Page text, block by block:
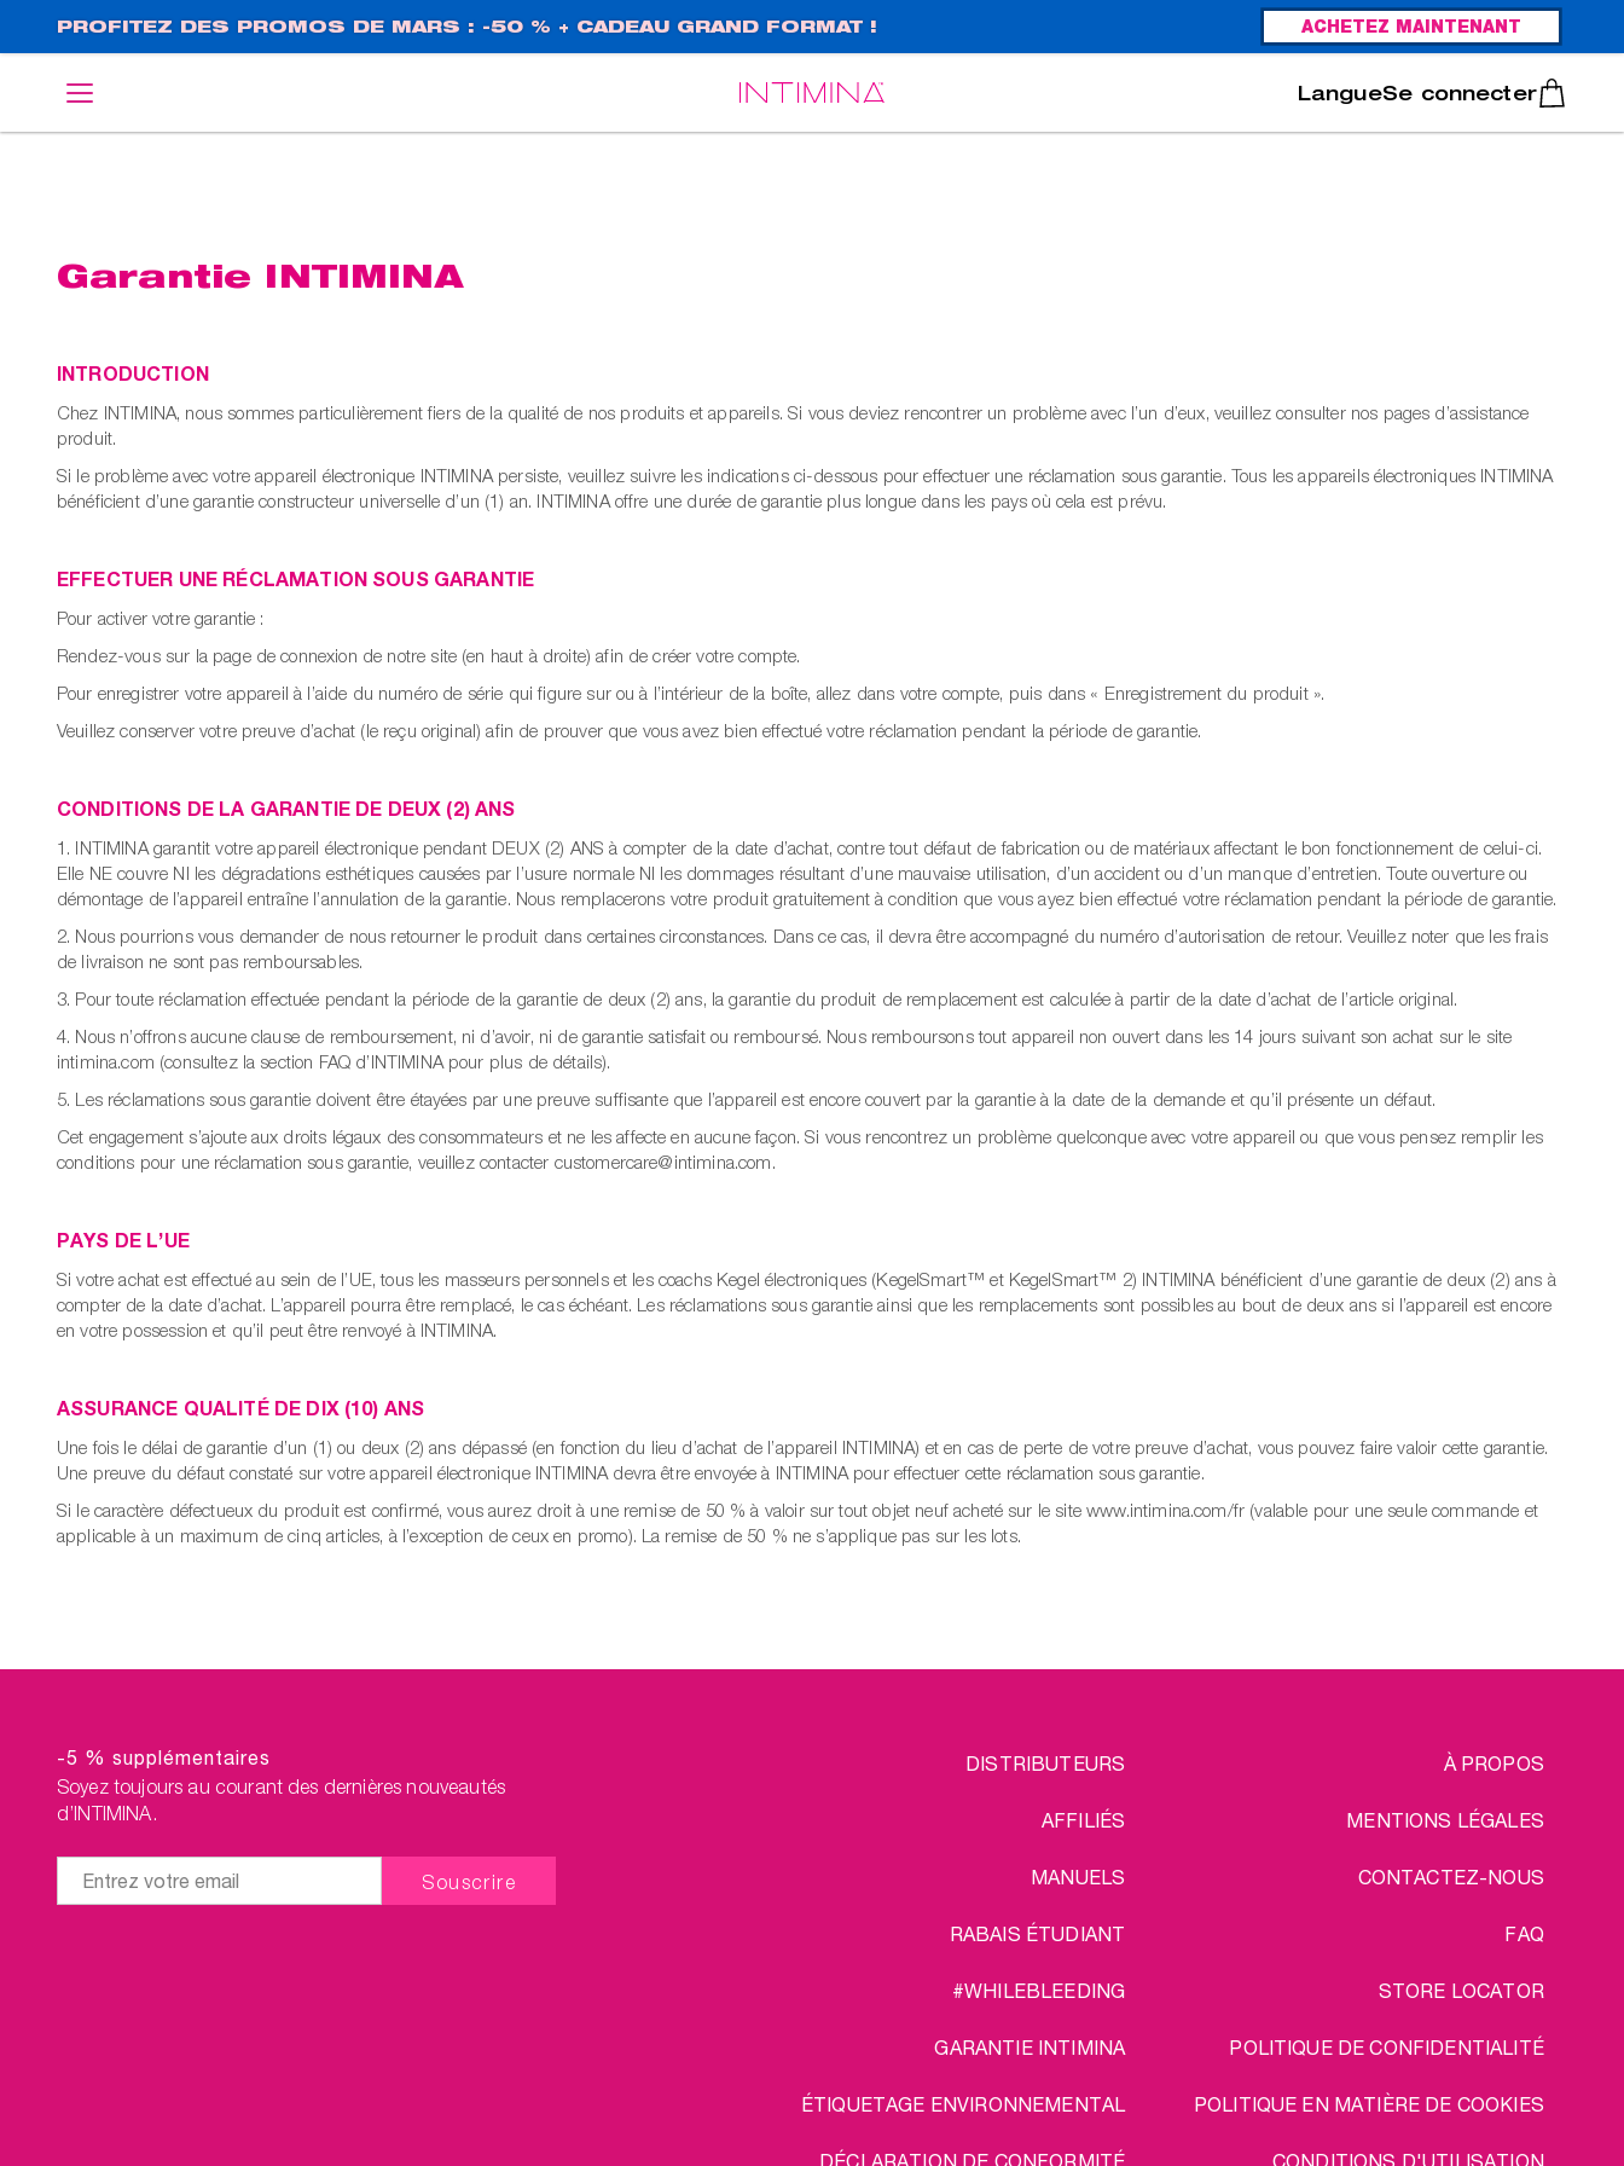
principal
PROFITEZ DES PROMOS DE MARS : -50 % + CADEAU GRAND FORMAT ! ACHETEZ MAINTENANT
English Português
Se connecter
Garantie INTIMINA
INTRODUCTION
Chez INTIMINA, nous sommes particulièrement fiers de la qualité de nos produits et appareils. Si vous deviez rencontrer un problème avec l’un d’eux, veuillez consulter nos pages d’assistance
produit.
Si le problème avec votre appareil électronique INTIMINA persiste, veuillez suivre les indications ci-dessous pour effectuer une réclamation sous garantie. Tous les appareils électroniques INTIMINA
bénéficient d’une garantie constructeur universelle d’un (1) an. INTIMINA offre une durée de garantie plus longue dans les pays où cela est prévu.
EFFECTUER UNE RÉCLAMATION SOUS GARANTIE
Pour activer votre garantie :
Rendez-vous sur la page de connexion de notre site (en haut à droite) afin de créer votre compte.
Pour enregistrer votre appareil à l’aide du numéro de série qui figure sur ou à l’intérieur de la boîte, allez dans votre compte, puis dans « Enregistrement du produit ».
Veuillez conserver votre preuve d’achat (le reçu original) afin de prouver que vous avez bien effectué votre réclamation pendant la période de garantie.
CONDITIONS DE LA GARANTIE DE DEUX (2) ANS
1. INTIMINA garantit votre appareil électronique pendant DEUX (2) ANS à compter de la date d’achat, contre tout défaut de fabrication ou de matériaux affectant le bon fonctionnement de celui-ci.
Elle NE couvre NI les dégradations esthétiques causées par l’usure normale NI les dommages résultant d’une mauvaise utilisation, d’un accident ou d’un manque d’entretien. Toute ouverture ou
démontage de l’appareil entraîne l’annulation de la garantie. Nous remplacerons votre produit gratuitement à condition que vous ayez bien effectué votre réclamation pendant la période de garantie.
2. Nous pourrions vous demander de nous retourner le produit dans certaines circonstances. Dans ce cas, il devra être accompagné du numéro d’autorisation de retour. Veuillez noter que les frais
de livraison ne sont pas remboursables.
3. Pour toute réclamation effectuée pendant la période de la garantie de deux (2) ans, la garantie du produit de remplacement est calculée à partir de la date d’achat de l’article original.
4. Nous n’offrons aucune clause de remboursement, ni d’avoir, ni de garantie satisfait ou remboursé. Nous remboursons tout appareil non ouvert dans les 14 jours suivant son achat sur le site
intimina.com (consultez la section FAQ d’INTIMINA pour plus de détails).
5. Les réclamations sous garantie doivent être étayées par une preuve suffisante que l’appareil est encore couvert par la garantie à la date de la demande et qu’il présente un défaut.
Cet engagement s’ajoute aux droits légaux des consommateurs et ne les affecte en aucune façon. Si vous rencontrez un problème quelconque avec votre appareil ou que vous pensez remplir les
conditions pour une réclamation sous garantie, veuillez contacter customercare@intimina.com.
PAYS DE L’UE
Si votre achat est effectué au sein de l’UE, tous les masseurs personnels et les coachs Kegel électroniques (KegelSmart™ et KegelSmart™ 2) INTIMINA bénéficient d’une garantie de deux (2) ans à
compter de la date d’achat. L’appareil pourra être remplacé, le cas échéant. Les réclamations sous garantie ainsi que les remplacements sont possibles au bout de deux ans si l’appareil est encore
en votre possession et qu’il peut être renvoyé à INTIMINA.
ASSURANCE QUALITÉ DE DIX (10) ANS
Une fois le délai de garantie d’un (1) ou deux (2) ans dépassé (en fonction du lieu d’achat de l’appareil INTIMINA) et en cas de perte de votre preuve d’achat, vous pouvez faire valoir cette garantie.
Une preuve du défaut constaté sur votre appareil électronique INTIMINA devra être envoyée à INTIMINA pour effectuer cette réclamation sous garantie.
Si le caractère défectueux du produit est confirmé, vous aurez droit à une remise de 50 % à valoir sur tout objet neuf acheté sur le site www.intimina.com/fr (valable pour une seule commande et
applicable à un maximum de cinq articles, à l’exception de ceux en promo). La remise de 50 % ne s’applique pas sur les lots.
-5 % supplémentaires
Soyez toujours au courant des dernières nouveautés
d’INTIMINA.
DISTRIBUTEURS
AFFILIÉS
MANUELS
RABAIS ÉTUDIANT
#WHILEBLEEDING
GARANTIE INTIMINA
ÉTIQUETAGE ENVIRONNEMENTAL
DÉCLARATION DE CONFORMITÉ
LEGAL À PROPOS
MENTIONS LÉGALES
CONTACTEZ-NOUS
FAQ
STORE LOCATOR
POLITIQUE DE CONFIDENTIALITÉ
POLITIQUE EN MATIÈRE DE COOKIES
CONDITIONS D'UTILISATION